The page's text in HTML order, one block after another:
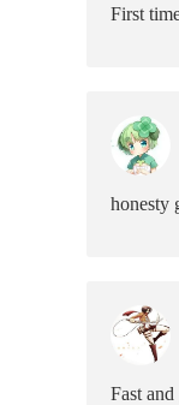
First
honesty
Fast